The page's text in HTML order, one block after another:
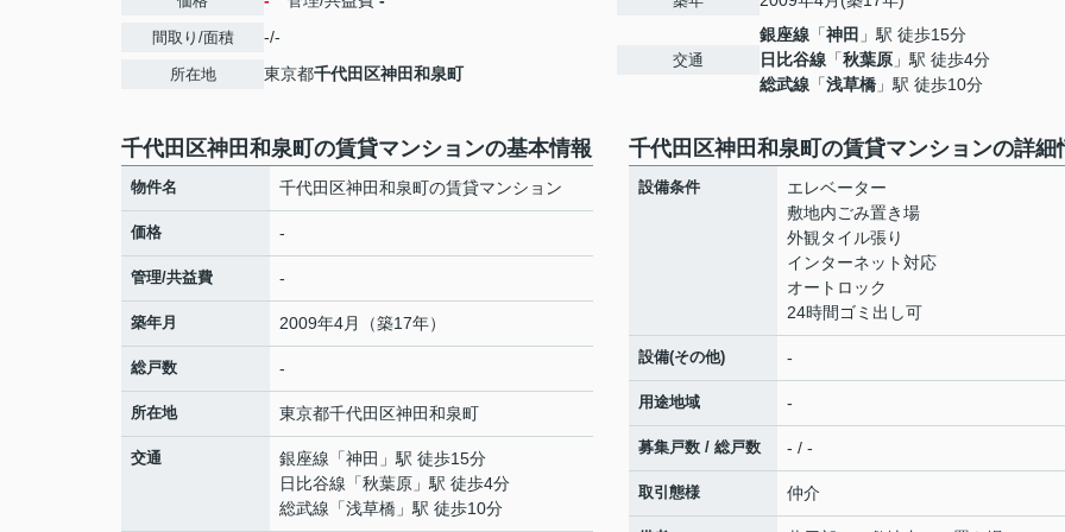
間取り/面積 -/-
所在地 東京都千代田区神田和泉町
交通
銀座線 「神田 」駅 徒歩15分
日比谷線 「秋葉原 」駅 徒歩4分
総武線 「浅草橋 」駅 徒歩10分
千代田区神田和泉町の賃貸マンションの基本情報
物件名 千代田区神田和泉町の賃貸マンション
価格 -
管理/共益費 -
築年月 2009年4月（築17年）
総戸数 -
所在地 東京都千代田区神田和泉町
交通 銀座線 「神田 」駅 徒歩15分
日比谷線 「秋葉原 」駅 徒歩4分
総武線 「浅草橋 」駅 徒歩10分
千代田区神田和泉町の賃貸マンションの詳細
設備条件
エレベーター
敷地内ごみ置き場
外観タイル張り
インターネット対応
オートロック
24時間ゴミ出し可
設備(その他) -
用途地域 -
募集戸数 / 総戸数 - / -
取引態様 仲介